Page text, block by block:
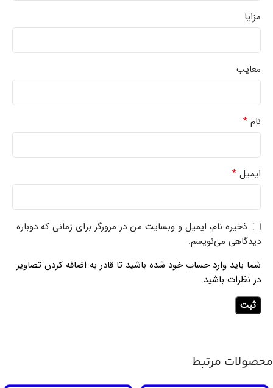
مزایا
معایب
نام *
ایمیل *
ذخیره نام، ایمیل و وبسایت من در مرورگر برای زمانی که دوباره
دیدگاهی می‌نویسم.
شما باید وارد حساب خود شده باشید تا قادر به اضافه کردن تصاویر
در نظرات باشید.
محصولات مرتبط